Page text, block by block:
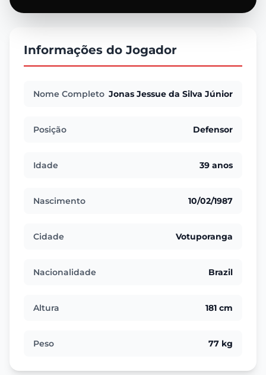
Informações do Jogador
Nome Completo Jonas Jessue da Silva Júnior
Posição Defensor
Idade 39 anos
Nascimento 10/02/1987
Cidade Votuporanga
Nacionalidade Brazil
Altura 181 cm
Peso 77 kg